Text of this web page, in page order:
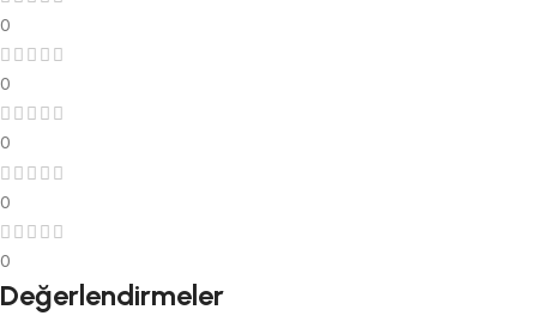
0
0
0
0
0
Değerlendirmeler